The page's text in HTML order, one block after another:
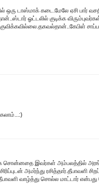
டாஸ்மாக் கடை.மேலே ஏசி பார்
ஓட்டலில் குடிக்க
சொன்னதை இவர்கள் அம்பலத்தில்
அமர்ந்து ரசித்தார்.தீபாவளி
வாழ்த்து சொல்ல மாட்டார் என்பது